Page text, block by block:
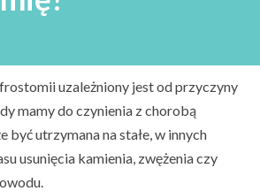
uzależniony jest od przyczyny
mamy do czynienia z chorobą
być utrzymana na stałe, w innych
usunięcia kamienia, zwężenia czy